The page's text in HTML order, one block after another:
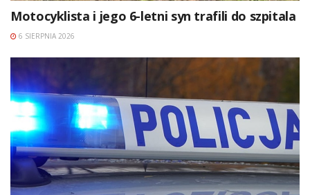
Motocyklista i jego 6-letni syn trafili do szpitala
6 SIERPNIA 2026